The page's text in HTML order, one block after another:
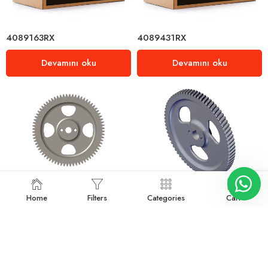
4089163RX
Devamını oku
4089431RX
Devamını oku
4896616
4932713
Home Filters Categories Cart